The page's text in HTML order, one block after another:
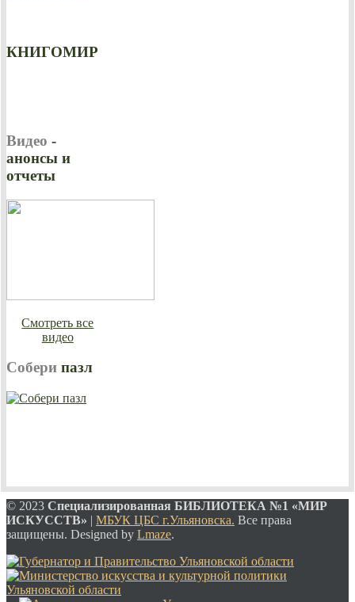
КНИГОМИР
Видео -
анонсы и
отчеты
Смотреть все
видео
Собери пазл
© 2023 Специализированная БИБЛИОТЕКА №1 «МИР
ИСКУССТВ» | МБУК ЦБС г.Ульяновска. Все права
защищены. Designed by Lmaze.